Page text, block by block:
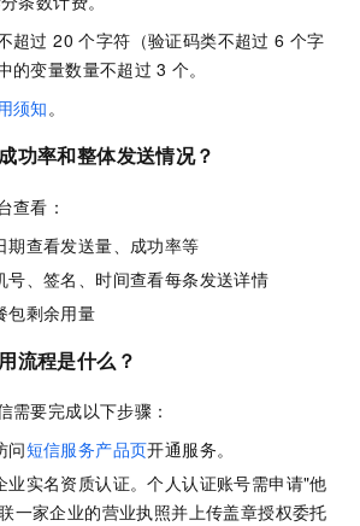
超过 20 个字符（验证码类不超过 6 个字
的变量数量不超过 3 个。
须知 。
功率和整体发送情况？
查看：
期查看发送量、成功率等
号、签名、时间查看每条发送详情
包剩余用量
流程是什么？
需要完成以下步骤：
问短信服务产品页开通服务。
业实名资质认证。个人认证账号需申请"他
一家企业的营业执照并上传盖章授权委托